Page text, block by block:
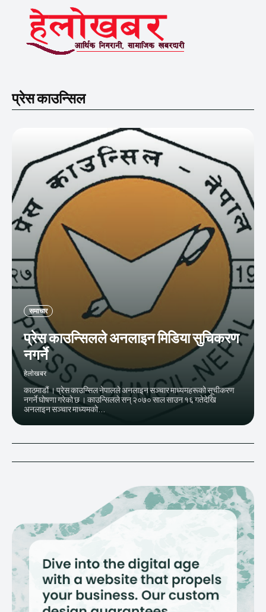
प्रेस काउन्सिल
समाचार
प्रेस काउन्सिलले अनलाइन मिडिया सुचिकरण
नगर्ने
हेलाेखबर
काठमाडौं । प्रेस काउन्सिल नेपालले अनलाइन सञ्चार माध्यमहरूको सूचीकरण
नगर्ने घोषणा गरेको छ । काउन्सिलले सन् २०७० साल साउन १६ गतेदेखि
अनलाइन सञ्चार माध्यमको...